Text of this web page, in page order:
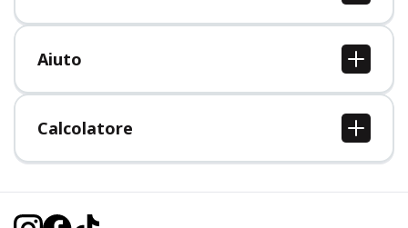
Tutti i cibi
Aiuto
Centro assistenza
Calcolatore
Calcolo BMI (IMC)
Calcolo peso ideale